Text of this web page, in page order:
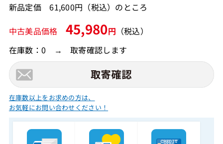
新品定価 61,600円（税込）のところ
中古美品価格 45,980円 （税込）
在庫数：0 → 取寄確認します
在庫数以上をお求めの方は、
お気軽にお問い合わせください！